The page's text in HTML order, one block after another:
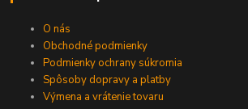
O nás
Obchodné podmienky
Podmienky ochrany súkromia
Spôsoby dopravy a platby
Výmena a vrátenie tovaru